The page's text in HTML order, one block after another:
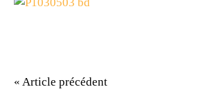
« Article précédent